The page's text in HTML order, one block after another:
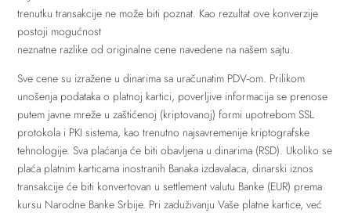
trenutku transakcije ne može biti poznat. Kao rezultat ove konverzije
postoji mogućnost
neznatne razlike od originalne cene navedene na našem sajtu.
Sve cene su izražene u dinarima sa uračunatim PDV-om. Prilikom
unošenja podataka o platnoj kartici, poverljive informacija se prenose
putem javne mreže u zaštićenoj (kriptovanoj) formi upotrebom SSL
protokola i PKI sistema, kao trenutno najsavremenije kriptografske
tehnologije. Sva plaćanja će biti obavljena u dinarima (RSD). Ukoliko se
plaća platnim karticama inostranih Banaka izdavalaca, dinarski iznos
transakcije će biti konvertovan u settlement valutu Banke (EUR) prema
kursu Narodne Banke Srbije. Pri zaduživanju Vaše platne kartice, već